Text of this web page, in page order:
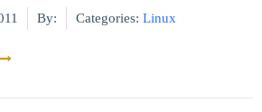
By: Categories: Linux